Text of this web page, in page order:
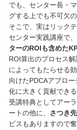
でも、センター長・
グする上でも不可欠
そこで、実はリック
センター実践講座で、
ターのROIも含めた
ROI算出のプロセス
によってもたらせる
向けたPDCAアプロ
化に大きく貢献でき
受講特典としてアー
ートの他に、 さつき
ビスもありますので